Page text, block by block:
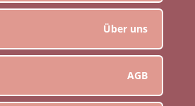
Über uns
AGB